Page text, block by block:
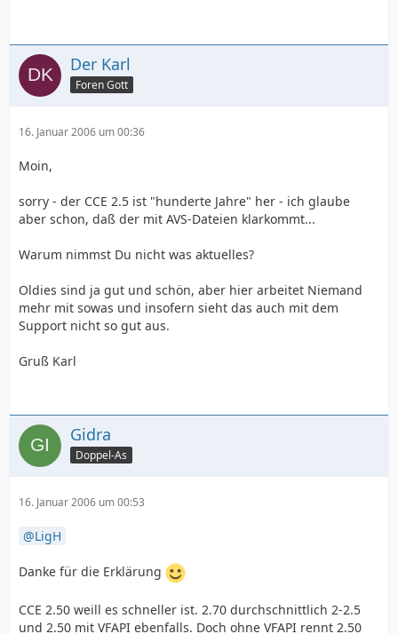
Der Karl
Foren Gott
16. Januar 2006 um 00:36
Moin,
sorry - der CCE 2.5 ist "hunderte Jahre" her - ich glaube
aber schon, daß der mit AVS-Dateien klarkommt...
Warum nimmst Du nicht was aktuelles?
Oldies sind ja gut und schön, aber hier arbeitet Niemand
mehr mit sowas und insofern sieht das auch mit dem
Support nicht so gut aus.
Gruß Karl
Gidra
Doppel-As
16. Januar 2006 um 00:53
LigH
Danke für die Erklärung
CCE 2.50 weill es schneller ist. 2.70 durchschnittlich 2-2.5
und 2.50 mit VFAPI ebenfalls. Doch ohne VFAPI rennt 2.50